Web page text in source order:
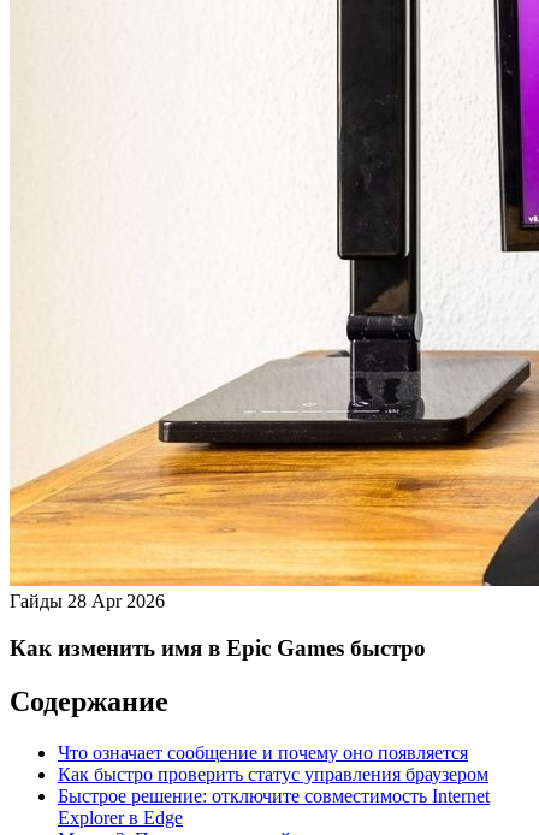
Гайды 28 Apr 2026
Как изменить имя в Epic Games быстро
Содержание
Что означает сообщение и почему оно появляется
Как быстро проверить статус управления браузером
Быстрое решение: отключите совместимость Internet
Explorer в Edge